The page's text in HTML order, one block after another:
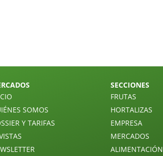
SOMOS
Y TARIFAS
SECCIONES
FRUTAS
HORTALIZAS
EMPRESA
MERCADOS
ALIMENTACIÓN